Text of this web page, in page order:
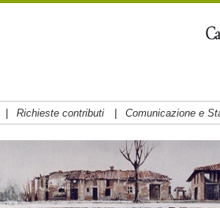
| Richieste contributi | Comunicazione e